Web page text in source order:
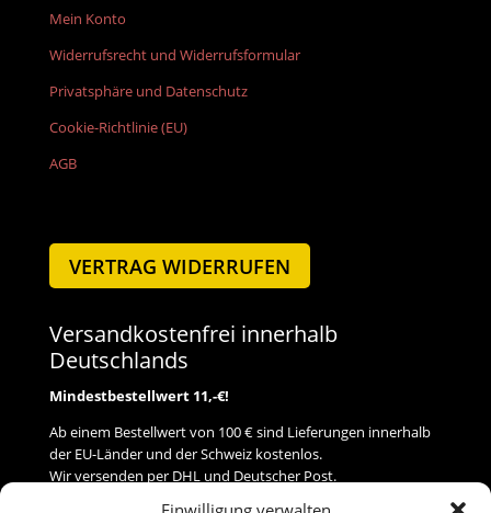
Mein Konto
Widerrufsrecht und Widerrufsformular
Privatsphäre und Datenschutz
Cookie-Richtlinie (EU)
AGB
VERTRAG WIDERRUFEN
Versandkostenfrei innerhalb
Deutschlands
Mindestbestellwert 11,-€!
Ab einem Bestellwert von 100 € sind Lieferungen innerhalb
der EU-Länder und der Schweiz kostenlos.
Wir versenden per DHL und Deutscher Post.